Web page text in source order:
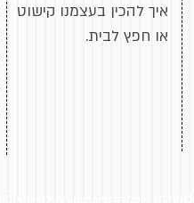
איך להכין בעצמנו קישוט
או חפץ לבית.